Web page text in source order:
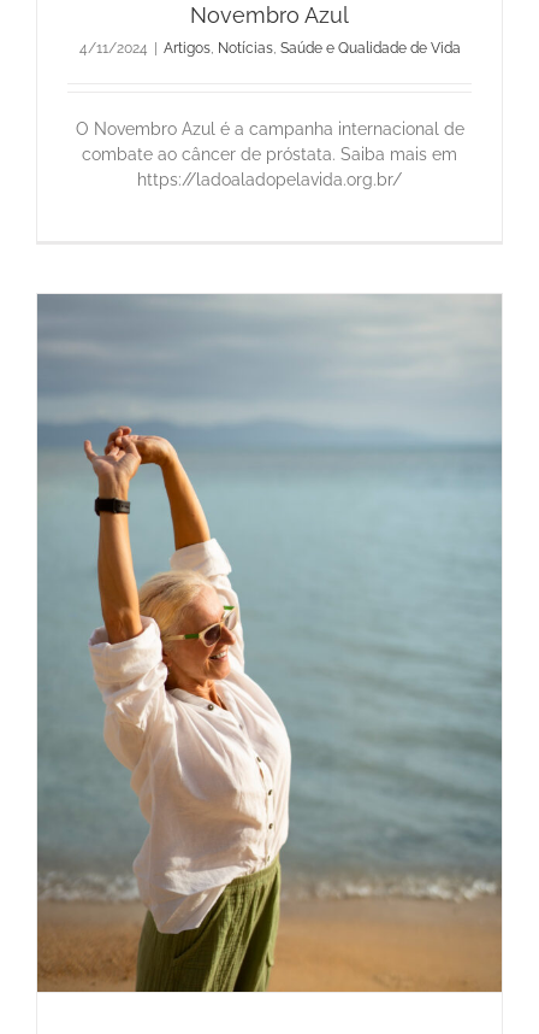
Novembro Azul
4/11/2024 Artigos, Notícias, Saúde e Qualidade de Vida
O Novembro Azul é a campanha internacional de
combate ao câncer de próstata. Saiba mais em
https://ladoaladopelavida.org.br/